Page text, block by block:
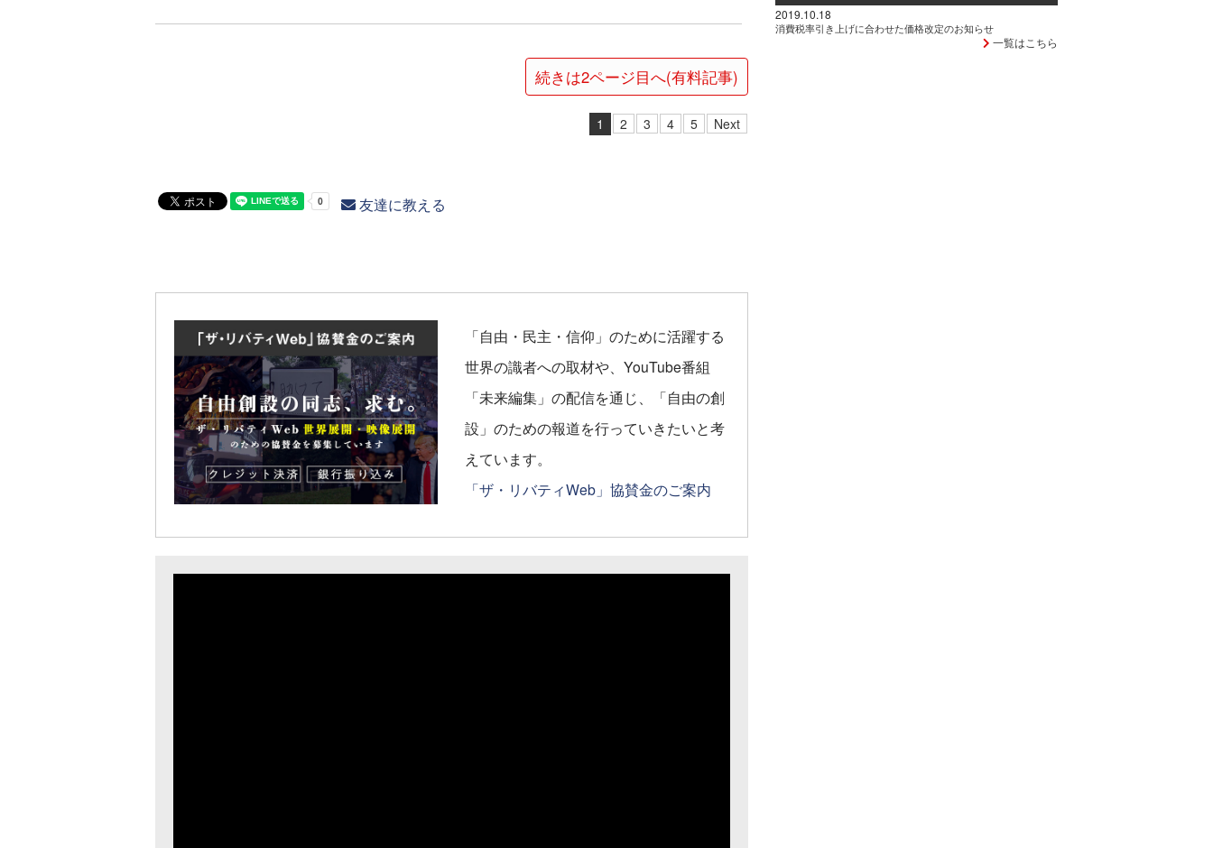
続きは2ページ目へ(有料記事)
1 2 3 4 5 Next
友達に教える
「自由・民主・信仰」のために活躍する
世界の識者への取材や、YouTube番組
「未来編集」の配信を通じ、「自由の創
設」のための報道を行っていきたいと考
えています。
「ザ・リバティWeb」協賛金のご案内
2019.10.18
消費税率引き上げに合わせた価格改定のお知らせ
一覧はこちら